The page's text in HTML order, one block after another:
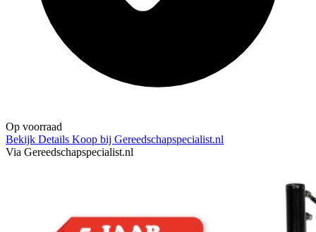
Op voorraad
Bekijk Details Koop bij Gereedschapspecialist.nl
Via Gereedschapspecialist.nl